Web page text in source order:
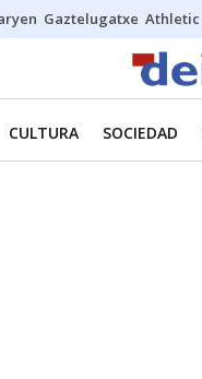
Gaztelugatxe Athletic
CULTURA SOCIEDAD